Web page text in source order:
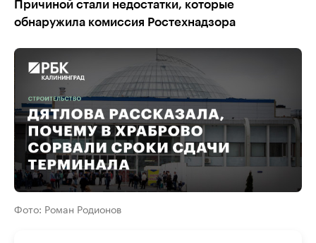
Причиной стали недостатки, которые
обнаружила комиссия Ростехнадзора
Фото: Роман Родионов